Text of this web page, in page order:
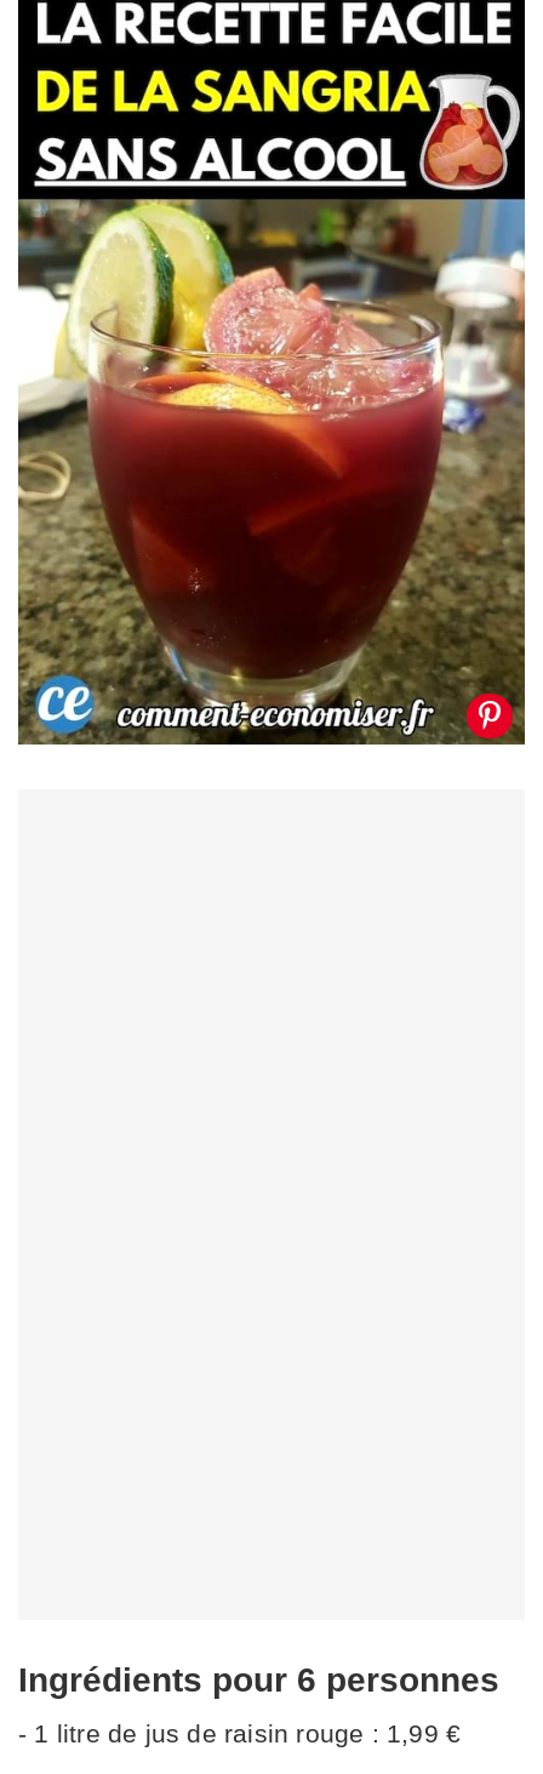
Ingrédients pour 6 personnes
- 1 litre de jus de raisin rouge : 1,99 €